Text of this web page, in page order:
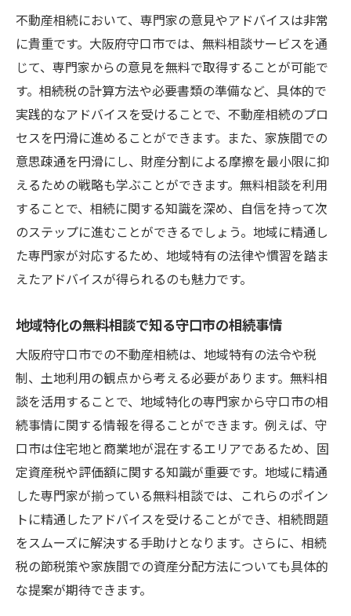
不動産相続において、専門家の意見やアドバイスは非常
に貴重です。大阪府守口市では、無料相談サービスを通
じて、専門家からの意見を無料で取得することが可能で
す。相続税の計算方法や必要書類の準備など、具体的で
実践的なアドバイスを受けることで、不動産相続のプロ
セスを円滑に進めることができます。また、家族間での
意思疎通を円滑にし、財産分割による摩擦を最小限に抑
えるための戦略も学ぶことができます。無料相談を利用
することで、相続に関する知識を深め、自信を持って次
のステップに進むことができるでしょう。地域に精通し
た専門家が対応するため、地域特有の法律や慣習を踏ま
えたアドバイスが得られるのも魅力です。
地域特化の無料相談で知る守口市の相続事情
大阪府守口市での不動産相続は、地域特有の法令や税
制、土地利用の観点から考える必要があります。無料相
談を活用することで、地域特化の専門家から守口市の相
続事情に関する情報を得ることができます。例えば、守
口市は住宅地と商業地が混在するエリアであるため、固
定資産税や評価額に関する知識が重要です。地域に精通
した専門家が揃っている無料相談では、これらのポイン
トに精通したアドバイスを受けることができ、相続問題
をスムーズに解決する手助けとなります。さらに、相続
税の節税策や家族間での資産分配方法についても具体的
な提案が期待できます。